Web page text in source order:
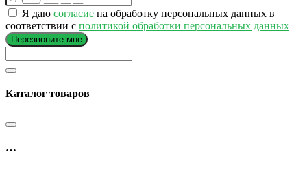
Я даю согласие на обработку персональных данных в
соответствии с политикой обработки персональных данных
Перезвоните мне
Каталог товаров
…